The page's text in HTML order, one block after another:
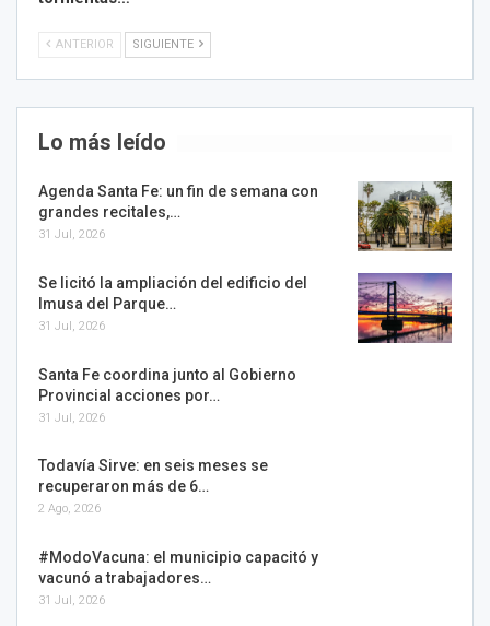
ANTERIOR SIGUIENTE
Lo más leído
Agenda Santa Fe: un fin de semana con
grandes recitales,…
31 Jul, 2026
Se licitó la ampliación del edificio del
Imusa del Parque…
31 Jul, 2026
Santa Fe coordina junto al Gobierno
Provincial acciones por…
31 Jul, 2026
Todavía Sirve: en seis meses se
recuperaron más de 6…
2 Ago, 2026
#ModoVacuna: el municipio capacitó y
vacunó a trabajadores…
31 Jul, 2026